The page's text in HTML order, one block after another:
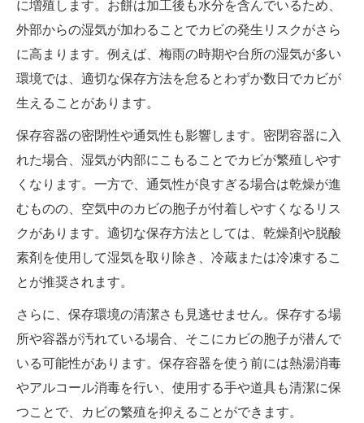
に増殖します。お餅は加工後も水分を含んでいるため、
外部からの湿気が加わることでカビの発生リスクがさら
に高まります。例えば、梅雨の時期や台所の湿気が多い
環境では、適切な保存方法を怠るとわずか数日でカビが
生えることがあります。
保存容器の密閉性や通気性も影響します。密閉容器に入
れた場合、湿気が内部にこもることでカビが繁殖しやす
くなります。一方で、通気性が良すぎる場合は乾燥が進
むものの、空気中のカビの胞子が付着しやすくなるリス
クがあります。適切な保存方法としては、乾燥剤や脱酸
素剤を使用して湿気を取り除き、冷蔵または冷凍するこ
とが推奨されます。
さらに、保存環境の清潔さも見逃せません。保存する場
所や容器が汚れている場合、そこにカビの胞子が潜んで
いる可能性があります。保存容器を使う前には熱湯消毒
やアルコール消毒を行い、使用する手や道具も清潔に保
つことで、カビの繁殖を抑えることができます。